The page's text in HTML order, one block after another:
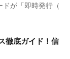
が「即時発行（
徹底ガイド！信